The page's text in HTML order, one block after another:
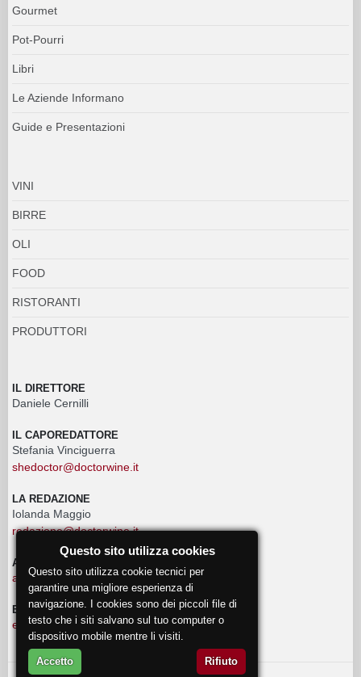
Gourmet
Pot-Pourri
Libri
Le Aziende Informano
Guide e Presentazioni
VINI
BIRRE
OLI
FOOD
RISTORANTI
PRODUTTORI
IL DIRETTORE
Daniele Cernilli
IL CAPOREDATTORE
Stefania Vinciguerra
shedoctor@doctorwine.it
LA REDAZIONE
Iolanda Maggio
redazione@doctorwine.it
ADVERTISING
advertising@doctorwine.it
EVENTI
eventi@doctorwine.it
Questo sito utilizza cookies
Questo sito utilizza cookie tecnici per
garantire una migliore esperienza di
navigazione. I cookies sono dei piccoli file di
testo che i siti salvano sul tuo computer o
dispositivo mobile mentre li visiti.
Accetto Rifiuto